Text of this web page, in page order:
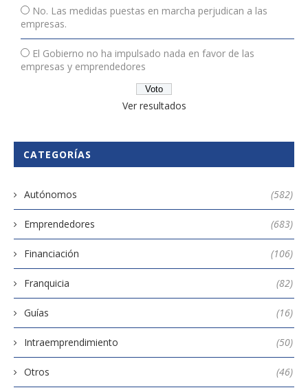
No. Las medidas puestas en marcha perjudican a las
empresas.
El Gobierno no ha impulsado nada en favor de las
empresas y emprendedores
Ver resultados
CATEGORÍAS
Autónomos (582)
Emprendedores (683)
Financiación (106)
Franquicia (82)
Guías (16)
Intraemprendimiento (50)
Otros (46)